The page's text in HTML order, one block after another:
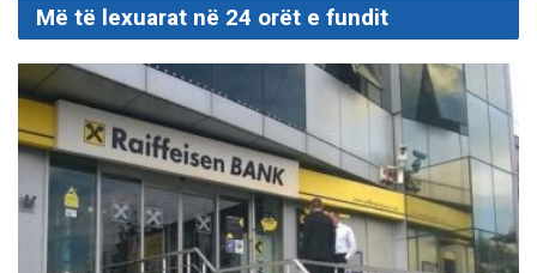
Më të lexuarat në 24 orët e fundit